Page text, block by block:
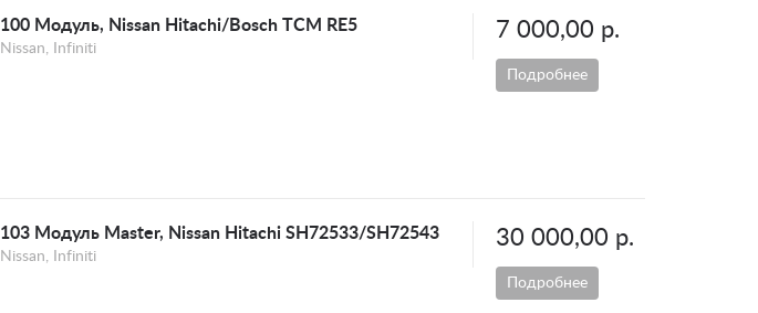
100 Модуль, Nissan Hitachi/Bosch TCM RE5
Nissan, Infiniti
7 000,00 р.
Подробнее
103 Модуль Master, Nissan Hitachi SH72533/SH72543
Nissan, Infiniti
30 000,00 р.
Подробнее